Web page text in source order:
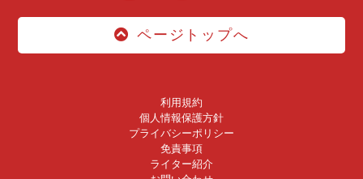
ページトップへ
利用規約
個人情報保護方針
プライバシーポリシー
免責事項
ライター紹介